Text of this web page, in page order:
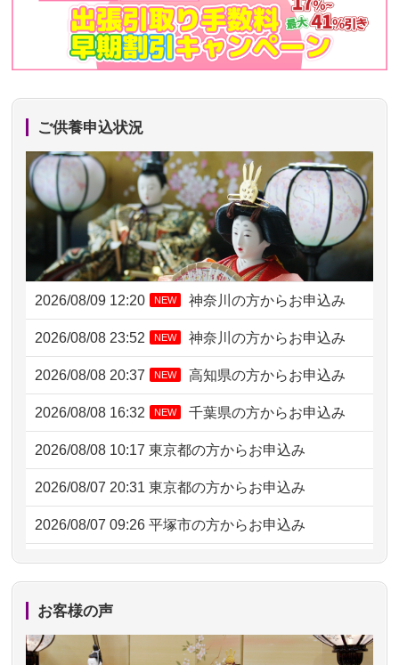
ご供養申込状況
2026/08/09 12:20 NEW 神奈川の方からお申込み
2026/08/08 23:52 NEW 神奈川の方からお申込み
2026/08/08 20:37 NEW 高知県の方からお申込み
2026/08/08 16:32 NEW 千葉県の方からお申込み
2026/08/08 10:17 東京都の方からお申込み
2026/08/07 20:31 東京都の方からお申込み
2026/08/07 09:26 平塚市の方からお申込み
2026/08/06 21:28 埼玉県の方からお申込み
2026/08/06 17:56
2026/08/06 10:06 茨城県の方からお申込み
お客様の声